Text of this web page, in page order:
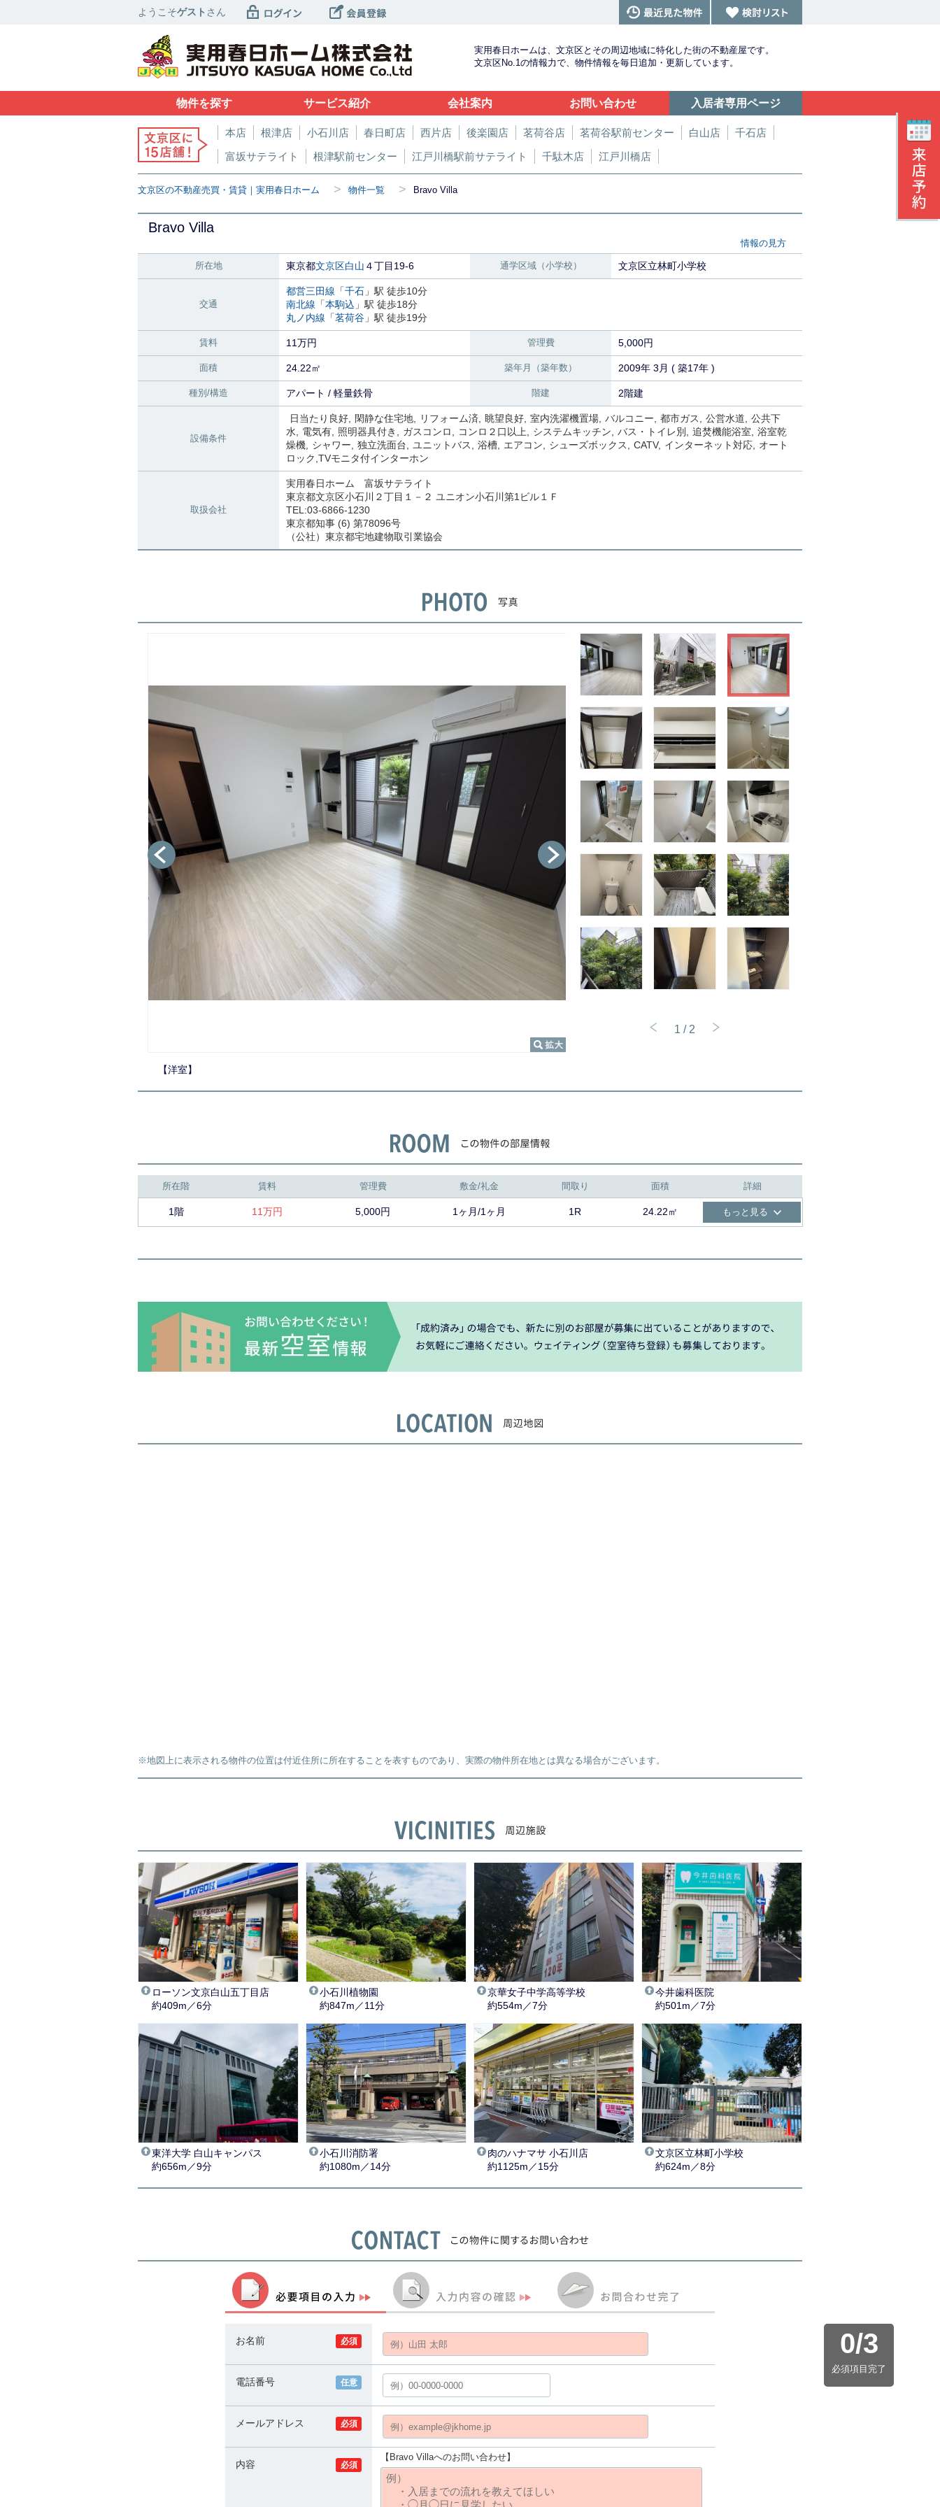
ようこそゲスト さん
実用春日ホームは、文京区とその周辺地域に特化した街の不動産屋です。
文京区No.1の情報力で、物件情報を毎日追加・更新しています。
物件を探す サービス紹介 会社案内 お問い合わせ 入居者専用ページ
本店 根津店 小石川店 春日町店 西片店 後楽園店 茗荷谷店 茗荷谷駅前センター 白山店
千石店
富坂サテライト
根津駅前センター 江戸川橋駅前サテライト 千駄木店 江戸川橋店
文京区の不動産売買・賃貸｜実用春日ホーム > 物件一覧 > Bravo Villa
Bravo Villa
情報の見方
所在地 東京都文京区白山 ４丁目19-6 通学区域（小学校） 文京区立林町小学校
交通
都営三田線 「千石 」駅 徒歩10分
南北線 「本駒込 」駅 徒歩18分
丸ノ内線 「茗荷谷 」駅 徒歩19分
賃料 11万円 管理費 5,000円
面積 24.22㎡ 築年月（築年数） 2009年 3月 ( 築17年 )
種別/構造 アパート / 軽量鉄骨 階建 2階建
設備条件
日当たり良好 閑静な住宅地 リフォーム済 眺望良好 室内洗濯機置場 バルコニー 都市ガス 公営水道
公共下
水
電気有 照明器具付き ガスコンロ コンロ２口以上 システムキッチン バス・トイレ別 追焚機能浴室
浴室乾
燥機
シャワー 独立洗面台 ユニットバス 浴槽 エアコン シューズボックス CATV インターネット対応
オート
ロック TVモニタ付インターホン
取扱会社
実用春日ホーム 富坂サテライト
東京都文京区小石川２丁目１－２ ユニオン小石川第1ビル１Ｆ
TEL:03-6866-1230
東京都知事 (6) 第78096号
（公社）東京都宅地建物取引業協会
【洋室】
1 / 2
所在階 賃料 管理費 敷金/礼金 間取り 面積 詳細
1階 11万円 5,000円 1ヶ月/1ヶ月 1R 24.22㎡ もっと見る
※地図上に表示される物件の位置は付近住所に所在することを表すものであり、実際の物件所在地とは異なる場合がございます。
ローソン文京白山五丁目店
約409m／6分
小石川植物園
約847m／11分
京華女子中学高等学校
約554m／7分
今井歯科医院
約501m／7分
東洋大学 白山キャンパス
約656m／9分
小石川消防署
約1080m／14分
肉のハナマサ 小石川店
約1125m／15分
文京区立林町小学校
約624m／8分
0/3
必須項目完了
必須
お名前
任意
電話番号
必須
メールアドレス
必須
内容
【Bravo Villaへのお問い合わせ】